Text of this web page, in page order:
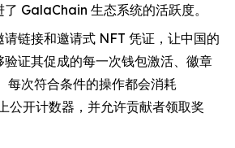
GalaChain 生态系统的活跃度。
请链接和邀请式 NFT 凭证，让中国的
验证其促成的每一次钱包激活、徽章
每次符合条件的操作都会消耗
公开计数器，并允许贡献者领取奖